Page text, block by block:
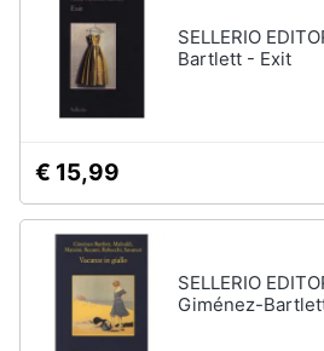
SELLERIO
Bartlett - Exit
€ 15,99
SELLERIO
Giménez-